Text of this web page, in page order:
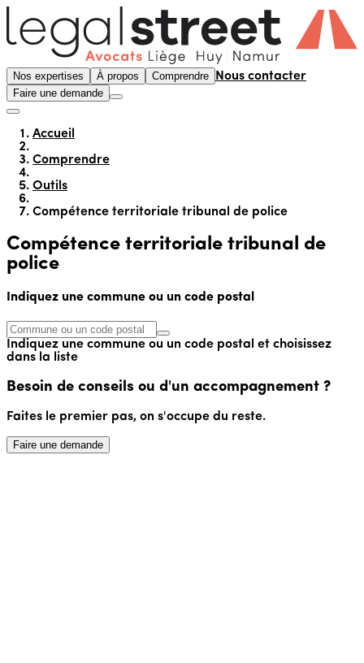
Nos expertises À propos Comprendre Nous contacter
Faire une demande
Accueil
Comprendre
Outils
Compétence territoriale tribunal de police
Compétence territoriale tribunal de
police
Indiquez une commune ou un code postal
Indiquez une commune ou un code postal et choisissez
dans la liste
Besoin de conseils ou d'un accompagnement ?
Faites le premier pas, on s'occupe du reste.
Faire une demande